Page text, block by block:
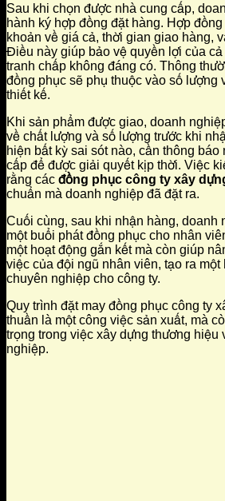
Sau khi chọn được nhà cung cấp,
hành ký hợp đồng đặt hàng. Hợp
khoản về giá cả, thời gian giao hàng,
Điều này giúp bảo vệ quyền lợi của
tranh chấp không đáng có. Thông
đồng phục sẽ phụ thuộc vào số lượng
thiết kế.
Khi sản phẩm được giao, doanh
về chất lượng và số lượng trước khi
hiện bất kỳ sai sót nào, cần thông báo
cấp để được giải quyết kịp thời. Việc
rằng các đồng phục công ty xây
chuẩn mà doanh nghiệp đã đặt ra.
Cuối cùng, sau khi nhận hàng, doanh
một buổi phát đồng phục cho nhân
một hoạt động gắn kết mà còn giúp
việc của đội ngũ nhân viên, tạo ra
chuyên nghiệp cho công ty.
Quy trình đặt may đồng phục công ty
thuần là một công việc sản xuất, mà
trọng trong việc xây dựng thương hiệu
nghiệp.